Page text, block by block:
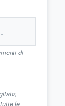
di
le